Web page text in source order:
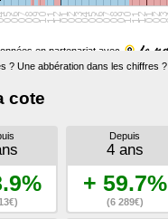
en partenariat avec
? Une abbération dans les chiffres ?
cote
Depuis
4 ans
+ 59.7%
(6 289€)